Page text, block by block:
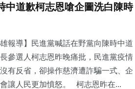
中道歉柯志恩嗆企圖洗白陳時
報導】民進黨喊話在野黨向陳時中道
參選人柯志恩昨晚痛批，民進黨疫情
有反省，卻操作慈濟遭詐騙一式、企
讓人民更加憤怒。 柯志恩昨在...